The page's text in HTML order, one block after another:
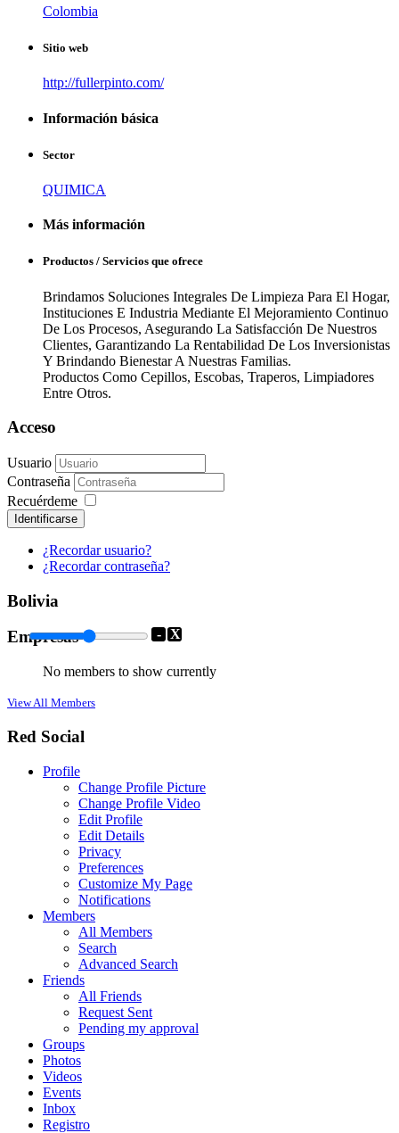
Colombia
Sitio web
http://fullerpinto.com/
Información básica
Sector
QUIMICA
Más información
Productos / Servicios que ofrece
Brindamos Soluciones Integrales De Limpieza Para El Hogar,
Instituciones E Industria Mediante El Mejoramiento Continuo
De Los Procesos, Asegurando La Satisfacción De Nuestros
Clientes, Garantizando La Rentabilidad De Los Inversionistas
Y Brindando Bienestar A Nuestras Familias.
Productos Como Cepillos, Escobas, Traperos, Limpiadores
Entre Otros.
Acceso
Usuario
Contraseña
Recuérdeme
Identificarse
¿Recordar usuario?
¿Recordar contraseña?
Bolivia
- X
Empresas
No members to show currently
View All Members
Red Social
Profile
Change Profile Picture
Change Profile Video
Edit Profile
Edit Details
Privacy
Preferences
Customize My Page
Notifications
Members
All Members
Search
Advanced Search
Friends
All Friends
Request Sent
Pending my approval
Groups
Photos
Videos
Events
Inbox
Registro